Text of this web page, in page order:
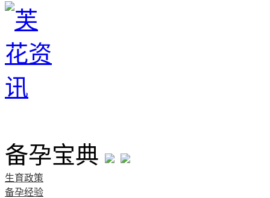
备孕宝典
生育政策
备孕经验